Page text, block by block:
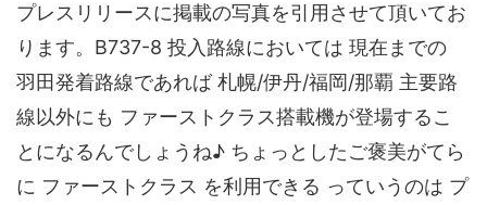
プレスリリースに掲載の写真を引用させて頂いてお
ります。B737-8 投入路線においては 現在までの
羽田発着路線であれば 札幌/伊丹/福岡/那覇 主要路
線以外にも ファーストクラス搭載機が登場するこ
とになるんでしょうね♪ ちょっとしたご褒美がてら
に ファーストクラス を利用できる っていうのは プ